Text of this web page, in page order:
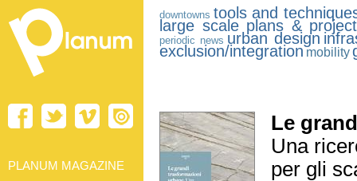
downtowns tools and
large scale plans &
periodic news urban design
exclusion/integration mobility
Le
Una
per gli
PLANUM MAGAZINE